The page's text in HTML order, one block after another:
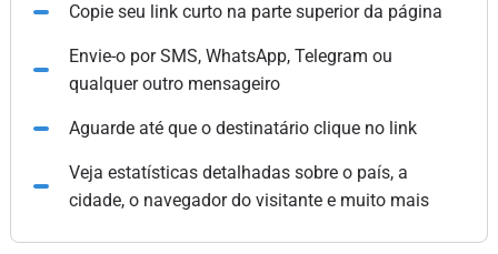
Copie seu link curto na parte superior da página
Envie-o por SMS, WhatsApp, Telegram ou
qualquer outro mensageiro
Aguarde até que o destinatário clique no link
Veja estatísticas detalhadas sobre o país, a
cidade, o navegador do visitante e muito mais